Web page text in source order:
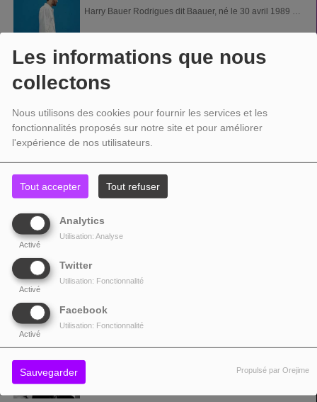
Les informations que nous
collectons
Nous utilisons des cookies pour fournir les services et les
fonctionnalités proposés sur notre site et pour améliorer
l'expérience de nos utilisateurs.
Tout accepter Tout refuser
Analytics
Activé
Utilisation: Analyse
Twitter
Activé
Utilisation: Fonctionnalité
Facebook
Activé
Utilisation: Fonctionnalité
Sauvegarder Propulsé par Orejime
Harry Bauer Rodrigues dit Baauer, né le 30 avril 1989 à
BABYFACE
peut faire référence à : un type de visage aux traits
enfantins...
BACCARA
Baccara était une formation musicale composée de deux
chanteuses et danseuses espagnoles, Mayte Mateos
Bakermat, nom de scène de Lodewijk Fluttert, né le 8
octobre 1991 à Markelo, est un disc jockey et musicien